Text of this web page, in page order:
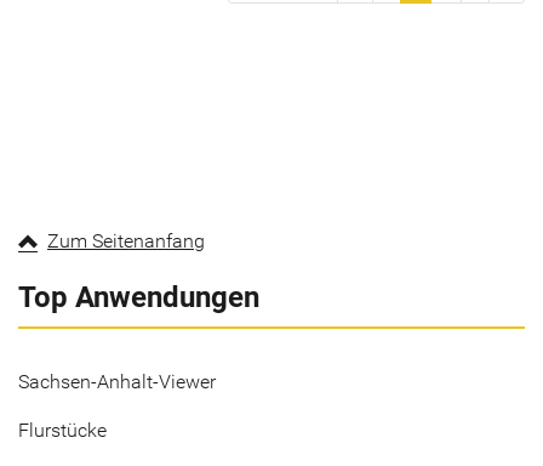
Zum Seitenanfang
Top Anwendungen
Sachsen-Anhalt-Viewer
Flurstücke